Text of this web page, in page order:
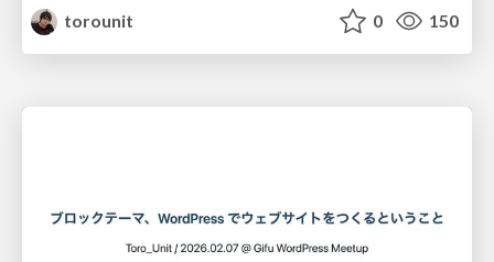
torounit
0 150